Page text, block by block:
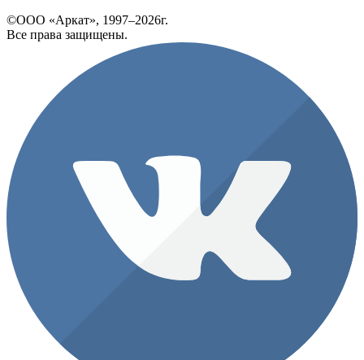
©ООО «Аркат», 1997–2026г.
Все права защищены.